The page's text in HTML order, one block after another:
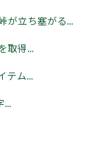
が立ち塞がる...
取得...
テム...
...